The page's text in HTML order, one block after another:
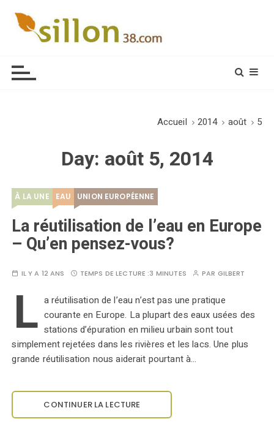
Accueil 2014 août 5
Day: août 5, 2014
À LA UNE EAU UNION EUROPÉENNE
La réutilisation de l’eau en Europe
– Qu’en pensez-vous?
IL Y A 12 ANS TEMPS DE LECTURE :3 MINUTES PAR GILBERT
L a réutilisation de l’eau n’est pas une pratique
courante en Europe. La plupart des eaux usées des
stations d’épuration en milieu urbain sont tout
simplement rejetées dans les rivières et les lacs. Une plus
grande réutilisation nous aiderait pourtant à…
CONTINUER LA LECTURE